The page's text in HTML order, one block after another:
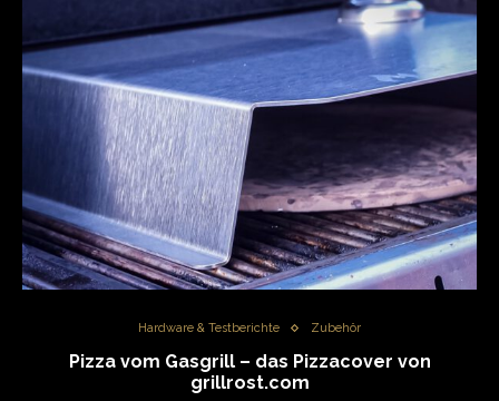
Hardware & Testberichte Zubehör
Pizza vom Gasgrill – das Pizzacover von
grillrost.com